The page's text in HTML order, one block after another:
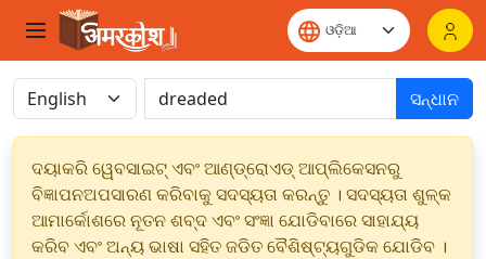
ସନ୍ଧାନ
ଦୟାକରି ୱେବସାଇଟ୍ ଏବଂ ଆଣ୍ଡ୍ରୋଏଡ୍ ଆପ୍ଲିକେସନରୁ
ବିଜ୍ଞାପନଅପସାରଣ କରିବାକୁ ସଦସ୍ୟତା କରନ୍ତୁ । ସଦସ୍ୟତା ଶୁଳ୍କ
ଆମାର୍କୋଶରେ ନୂତନ ଶବ୍ଦ ଏବଂ ସଂଜ୍ଞା ଯୋଡିବାରେ ସାହାଯ୍ୟ
କରିବ ଏବଂ ଅନ୍ୟ ଭାଷା ସହିତ ଜଡିତ ବୈଶିଷ୍ଟ୍ୟଗୁଡିକ ଯୋଡିବ ।